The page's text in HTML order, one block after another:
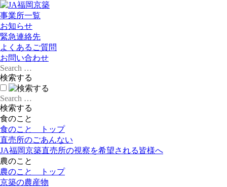
事業所一覧
お知らせ
緊急連絡先
よくあるご質問
お問い合わせ
食のこと
食のこと トップ
直売所のごあんない
JA福岡京築直売所の視察を希望される皆様へ
農のこと
農のこと トップ
京築の農産物